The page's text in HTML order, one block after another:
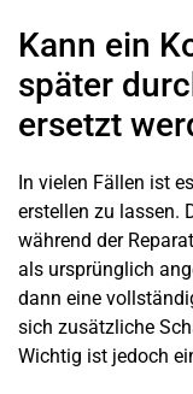
Kann ein
später
ersetzt
In vielen Fällen ist
erstellen zu lassen.
während der
als ursprünglich
dann eine
sich zusätzliche
Wichtig ist jedoch